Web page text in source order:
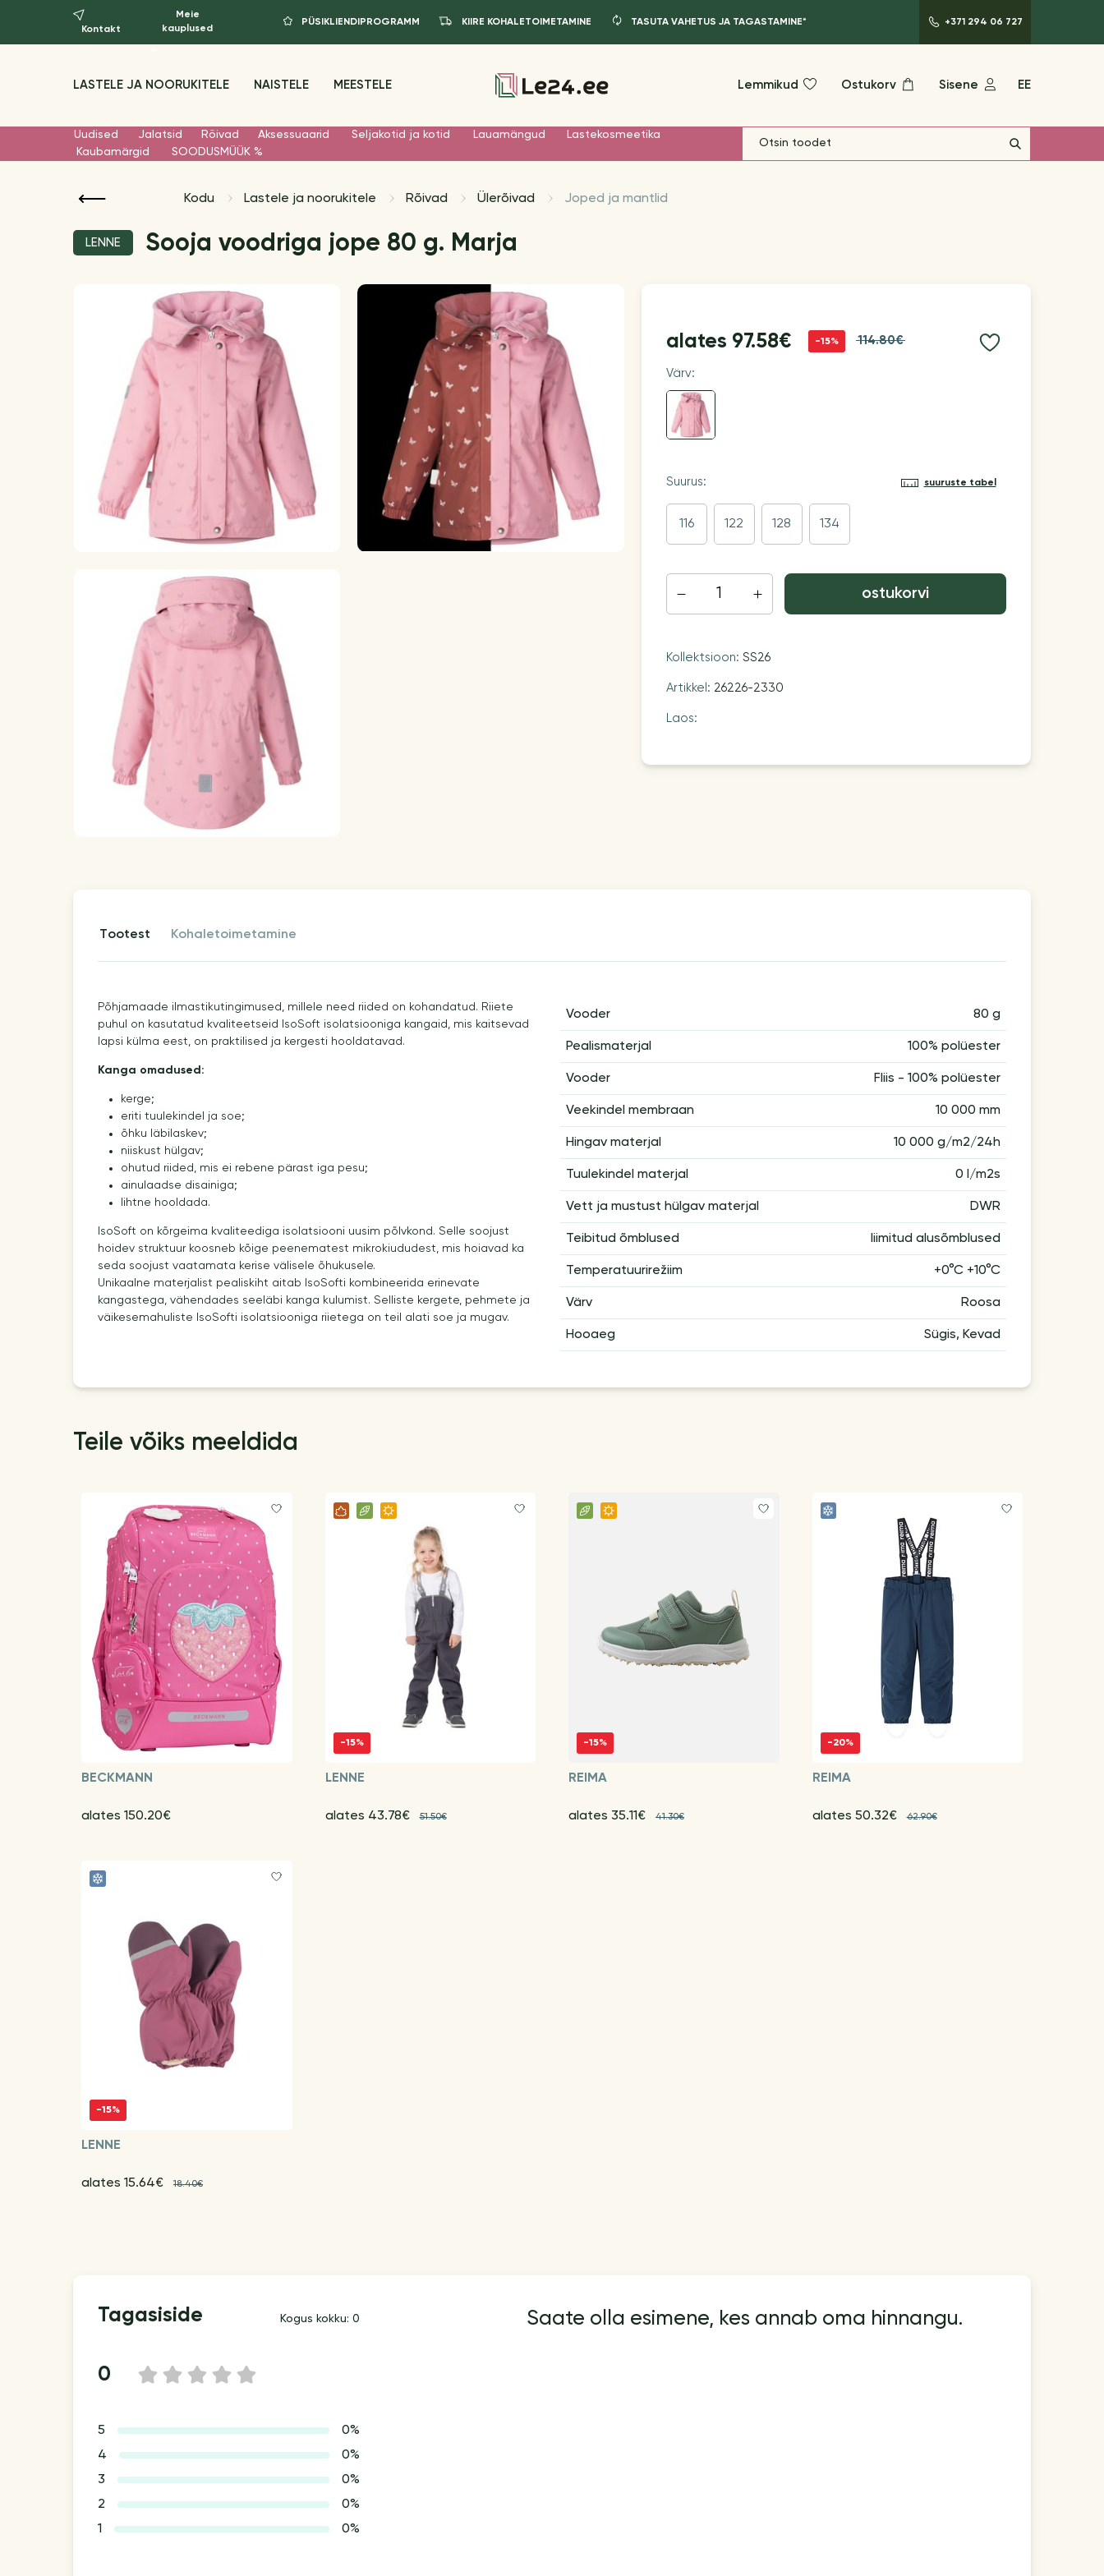
Kontakt
Meie
kauplused
PÜSIKLIENDIPROGRAMM KIIRE KOHALETOIMETAMINE TASUTA VAHETUS JA TAGASTAMINE* +371 294 06 727
LASTELE JA NOORUKITELE NAISTELE MEESTELE Lemmikud Ostukorv Sisene EE
Uudised Jalatsid Rõivad Aksessuaarid Seljakotid ja kotid Lauamängud
Lastekosmeetika
Kaubamärgid
SOODUSMÜÜK %
Kodu Lastele ja noorukitele Rõivad Ülerõivad Joped ja mantlid
LENNE Sooja voodriga jope 80 g. Marja
alates 97.58€ -15% 114.80€
Värv:
Suurus: suuruste tabel
116 122 128 134
ostukorvi
Kollektsioon: SS26
Artikkel: 26226-2330
Laos:
tootest kohaletoimetamine
Põhjamaade ilmastikutingimused, millele need riided on kohandatud. Riiete
puhul on kasutatud kvaliteetseid IsoSoft isolatsiooniga kangaid, mis kaitsevad
lapsi külma eest, on praktilised ja kergesti hooldatavad.
Kanga omadused:
kerge;
eriti tuulekindel ja soe;
õhku läbilaskev;
niiskust hülgav;
ohutud riided, mis ei rebene pärast iga pesu;
ainulaadse disainiga;
lihtne hooldada.
IsoSoft on kõrgeima kvaliteediga isolatsiooni uusim põlvkond. Selle soojust
hoidev struktuur koosneb kõige peenematest mikrokiududest, mis hoiavad ka
seda soojust vaatamata kerise välisele õhukusele.
Unikaalne materjalist pealiskiht aitab IsoSofti kombineerida erinevate
kangastega, vähendades seeläbi kanga kulumist. Selliste kergete, pehmete ja
väikesemahuliste IsoSofti isolatsiooniga riietega on teil alati soe ja mugav.
Vooder 80 g
Pealismaterjal 100% polüester
Vooder Fliis - 100% polüester
Veekindel membraan 10 000 mm
Hingav materjal 10 000 g/m2/24h
Tuulekindel materjal 0 l/m2s
Vett ja mustust hülgav materjal DWR
Teibitud õmblused liimitud alusõmblused
Temperatuurirežiim +0°C +10°C
Värv Roosa
Hooaeg Sügis, Kevad
Teile võiks meeldida
BECKMANN
alates 150.20€
-15%
LENNE
alates 43.78€ 51.50€
-15%
REIMA
alates 35.11€ 41.30€
-20%
REIMA
alates 50.32€ 62.90€
-15%
LENNE
alates 15.64€ 18.40€
Tagasiside Kogus kokku: 0
0 5
4
3
2
1
5
0%
4
0%
3
0%
2
0%
1
0%
Saate olla esimene, kes annab oma hinnangu.